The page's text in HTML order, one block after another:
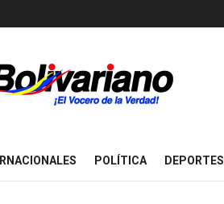
POLÍTICA DEPORTES